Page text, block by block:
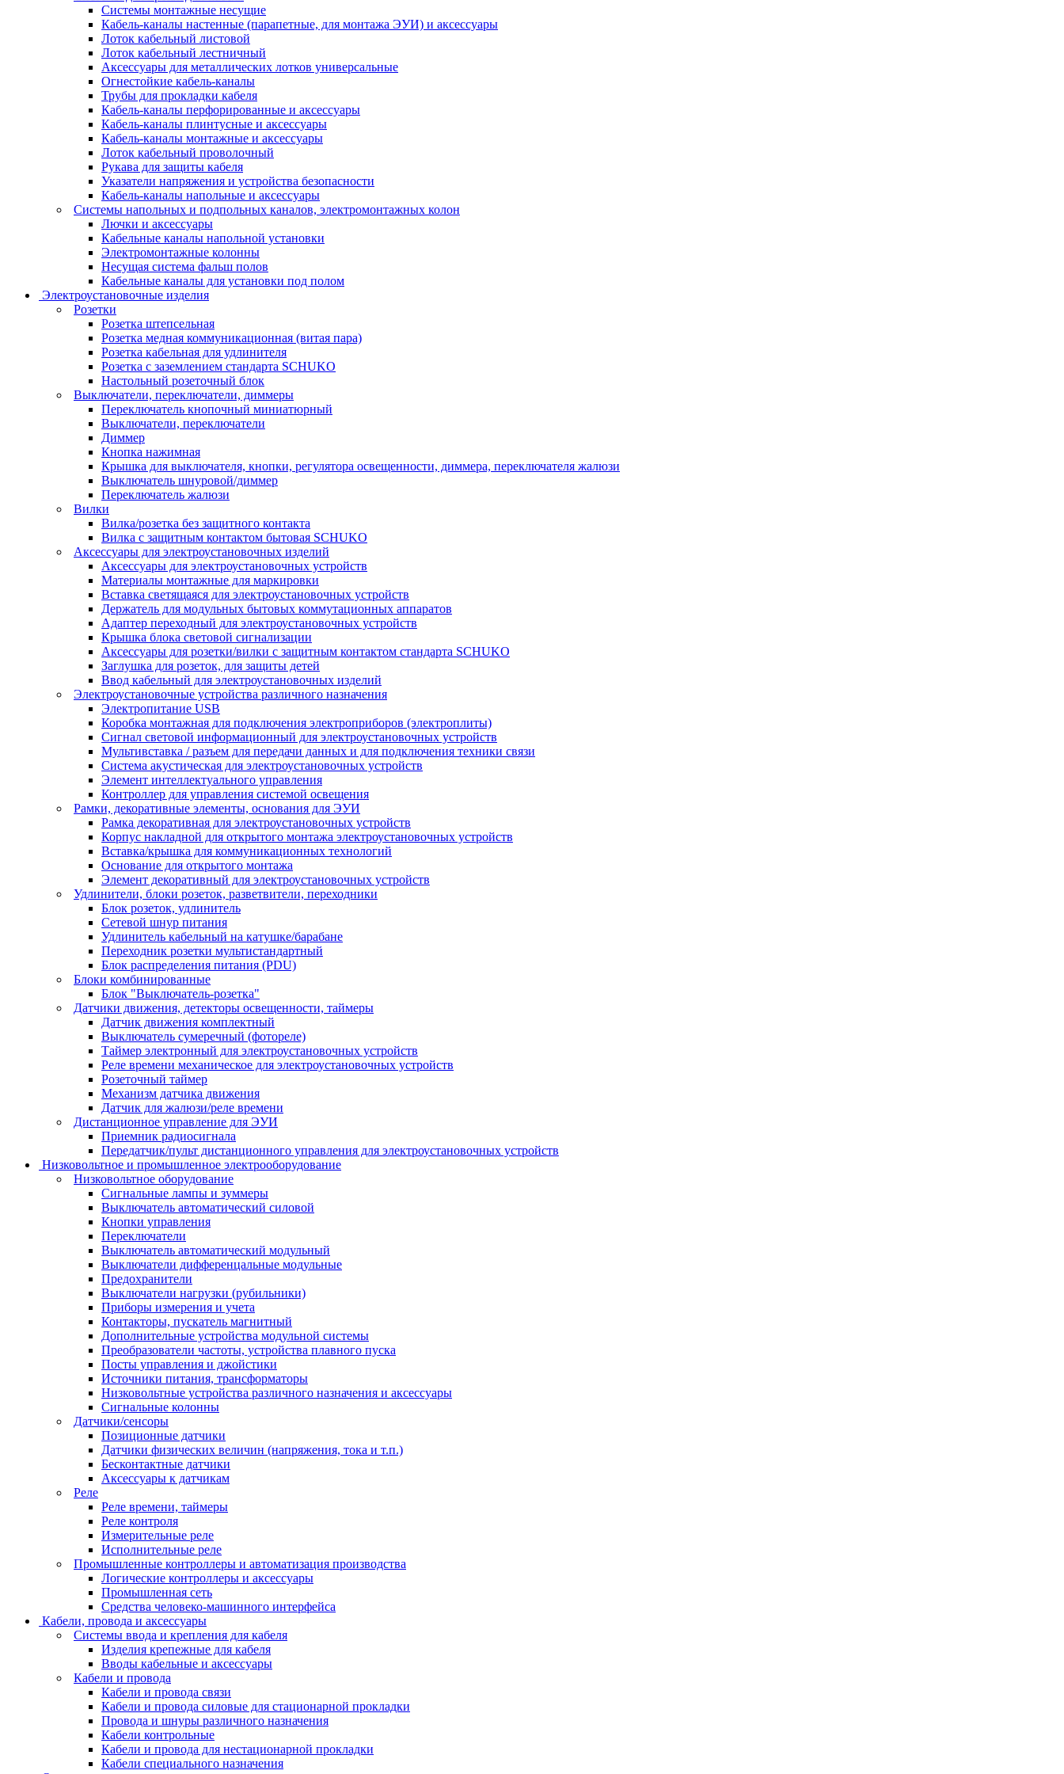
Системы монтажные несущие
Кабель-каналы настенные (парапетные, для монтажа ЭУИ) и аксессуары
Лоток кабельный листовой
Лоток кабельный лестничный
Аксессуары для металлических лотков универсальные
Огнестойкие кабель-каналы
Трубы для прокладки кабеля
Кабель-каналы перфорированные и аксессуары
Кабель-каналы плинтусные и аксессуары
Кабель-каналы монтажные и аксессуары
Лоток кабельный проволочный
Рукава для защиты кабеля
Указатели напряжения и устройства безопасности
Кабель-каналы напольные и аксессуары
Системы напольных и подпольных каналов, электромонтажных колон
Лючки и аксессуары
Кабельные каналы напольной установки
Электромонтажные колонны
Несущая система фальш полов
Кабельные каналы для установки под полом
Электроустановочные изделия
Розетки
Розетка штепсельная
Розетка медная коммуникационная (витая пара)
Розетка кабельная для удлинителя
Розетка с заземлением стандарта SCHUKO
Настольный розеточный блок
Выключатели, переключатели, диммеры
Переключатель кнопочный миниатюрный
Выключатели, переключатели
Диммер
Кнопка нажимная
Крышка для выключателя, кнопки, регулятора освещенности, диммера, переключателя жалюзи
Выключатель шнуровой/диммер
Переключатель жалюзи
Вилки
Вилка/розетка без защитного контакта
Вилка с защитным контактом бытовая SCHUKO
Аксессуары для электроустановочных изделий
Аксессуары для электроустановочных устройств
Материалы монтажные для маркировки
Вставка светящаяся для электроустановочных устройств
Держатель для модульных бытовых коммутационных аппаратов
Адаптер переходный для электроустановочных устройств
Крышка блока световой сигнализации
Аксессуары для розетки/вилки с защитным контактом стандарта SCHUKO
Заглушка для розеток, для защиты детей
Ввод кабельный для электроустановочных изделий
Электроустановочные устройства различного назначения
Электропитание USB
Коробка монтажная для подключения электроприборов (электроплиты)
Сигнал световой информационный для электроустановочных устройств
Мультивставка / разъем для передачи данных и для подключения техники связи
Система акустическая для электроустановочных устройств
Элемент интеллектуального управления
Контроллер для управления системой освещения
Рамки, декоративные элементы, основания для ЭУИ
Рамка декоративная для электроустановочных устройств
Корпус накладной для открытого монтажа электроустановочных устройств
Вставка/крышка для коммуникационных технологий
Основание для открытого монтажа
Элемент декоративный для электроустановочных устройств
Удлинители, блоки розеток, разветвители, переходники
Блок розеток, удлинитель
Сетевой шнур питания
Удлинитель кабельный на катушке/барабане
Переходник розетки мультистандартный
Блок распределения питания (PDU)
Блоки комбинированные
Блок "Выключатель-розетка"
Датчики движения, детекторы освещенности, таймеры
Датчик движения комплектный
Выключатель сумеречный (фотореле)
Таймер электронный для электроустановочных устройств
Реле времени механическое для электроустановочных устройств
Розеточный таймер
Механизм датчика движения
Датчик для жалюзи/реле времени
Дистанционное управление для ЭУИ
Приемник радиосигнала
Передатчик/пульт дистанционного управления для электроустановочных устройств
Низковольтное и промышленное электрооборудование
Низковольтное оборудование
Сигнальные лампы и зуммеры
Выключатель автоматический силовой
Кнопки управления
Переключатели
Выключатель автоматический модульный
Выключатели дифференцальные модульные
Предохранители
Выключатели нагрузки (рубильники)
Приборы измерения и учета
Контакторы, пускатель магнитный
Дополнительные устройства модульной системы
Преобразователи частоты, устройства плавного пуска
Посты управления и джойстики
Источники питания, трансформаторы
Низковольтные устройства различного назначения и аксессуары
Сигнальные колонны
Датчики/сенсоры
Позиционные датчики
Датчики физических величин (напряжения, тока и т.п.)
Бесконтактные датчики
Аксессуары к датчикам
Реле
Реле времени, таймеры
Реле контроля
Измерительные реле
Исполнительные реле
Промышленные контроллеры и автоматизация производства
Логические контроллеры и аксессуары
Промышленная сеть
Средства человеко-машинного интерфейса
Кабели, провода и аксессуары
Системы ввода и крепления для кабеля
Изделия крепежные для кабеля
Вводы кабельные и аксессуары
Кабели и провода
Кабели и провода связи
Кабели и провода силовые для стационарной прокладки
Провода и шнуры различного назначения
Кабели контрольные
Кабели и провода для нестационарной прокладки
Кабели специального назначения